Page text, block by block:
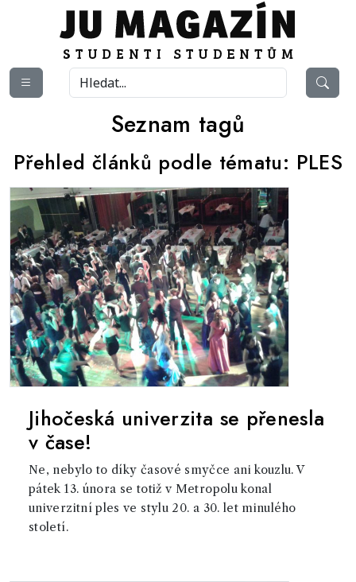
Seznam tagů
Přehled článků podle tématu: PLES
Jihočeská univerzita se přenesla
v čase!
Ne, nebylo to díky časové smyčce ani kouzlu. V
pátek 13. února se totiž v Metropolu konal
univerzitní ples ve stylu 20. a 30. let minulého
století.